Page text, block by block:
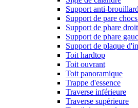
Support anti-
Support de pare
Support de phare
Support de phare
Support de plaque
Toit hardtop
Toit ouvrant
Toit panoramique
Trappe d'essence
Traverse inférieure
Traverse supérieure